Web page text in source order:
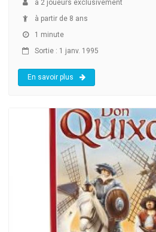
à 2 joueurs exclusivement
à partir de 8 ans
1 minute
Sortie : 1 janv. 1995
En savoir plus